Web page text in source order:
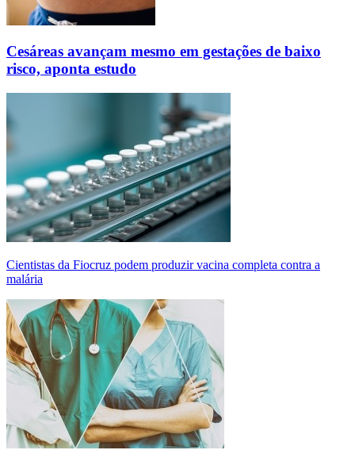
Cesáreas avançam mesmo em gestações de baixo
risco, aponta estudo
Cientistas da Fiocruz podem produzir vacina completa contra a
malária